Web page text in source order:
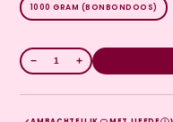
1000 GRAM (BONBONDOOS)
− +